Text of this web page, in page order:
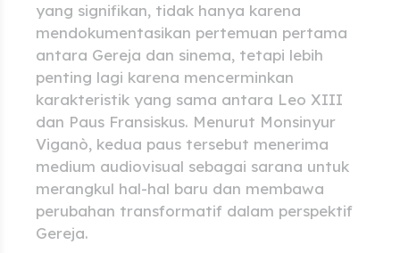
yang signifikan, tidak hanya karena
mendokumentasikan pertemuan pertama
antara Gereja dan sinema, tetapi lebih
penting lagi karena mencerminkan
karakteristik yang sama antara Leo XIII
dan Paus Fransiskus. Menurut Monsinyur
Viganò, kedua paus tersebut menerima
medium audiovisual sebagai sarana untuk
merangkul hal-hal baru dan membawa
perubahan transformatif dalam perspektif
Gereja.